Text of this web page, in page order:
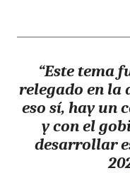
“Este tema
relegado en la
eso sí, hay un
y con el
desarrollar